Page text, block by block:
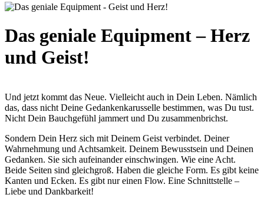
Das geniale Equipment – Herz
und Geist!
Und jetzt kommt das Neue. Vielleicht auch in Dein Leben. Nämlich
das, dass nicht Deine Gedankenkarusselle bestimmen, was Du tust.
Nicht Dein Bauchgefühl jammert und Du zusammenbrichst.
Sondern Dein Herz sich mit Deinem Geist verbindet. Deiner
Wahrnehmung und Achtsamkeit. Deinem Bewusstsein und Deinen
Gedanken. Sie sich aufeinander einschwingen. Wie eine Acht.
Beide Seiten sind gleichgroß. Haben die gleiche Form. Es gibt keine
Kanten und Ecken. Es gibt nur einen Flow. Eine Schnittstelle –
Liebe und Dankbarkeit!